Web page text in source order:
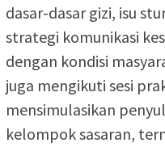
dasar-dasar gizi, isu
strategi komunikasi
dengan kondisi
juga mengikuti sesi
mensimulasikan
kelompok sasaran,